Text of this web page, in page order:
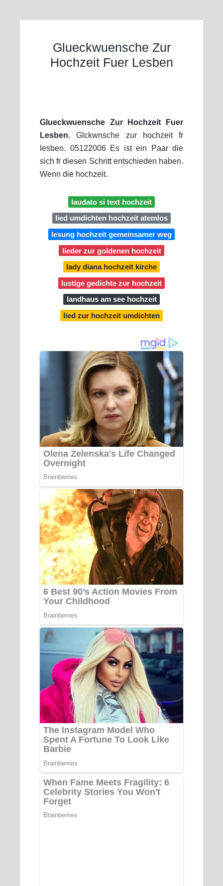
Glueckwuensche Zur
Hochzeit Fuer Lesben
Glueckwuensche Zur Hochzeit Fuer
Lesben. Glckwnsche zur hochzeit fr
lesben. 05122006 Es ist ein Paar die
sich fr diesen Schritt entschieden haben.
Wenn die hochzeit.
laudato si text hochzeit
lied umdichten hochzeit atemlos
lesung hochzeit gemeinsamer weg
lieder zur goldenen hochzeit
lady diana hochzeit kirche
lustige gedichte zur hochzeit
landhaus am see hochzeit
lied zur hochzeit umdichten